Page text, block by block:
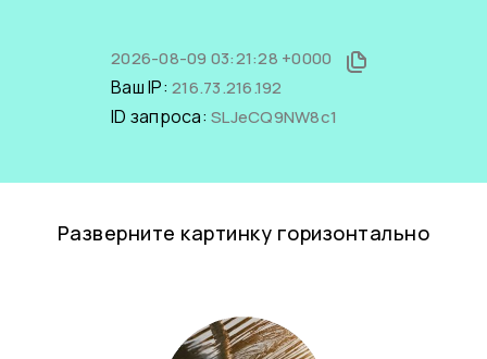
2026-08-09 03:21:28 +0000
Ваш IP: 216.73.216.192
ID запроса: SLJeCQ9NW8c1
Разверните картинку горизонтально